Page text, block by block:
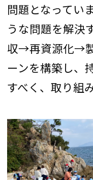
問題となってい
うな問題を解決
収→再資源化→
ーンを構築し、
すべく、取り組